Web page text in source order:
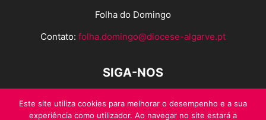
Folha do Domingo
Contato: folha.domingo@diocese-algarve.pt
SIGA-NOS
Este site utiliza cookies para melhorar o desempenho e a sua
experiência como utilizador. Ao navegar no site estará a